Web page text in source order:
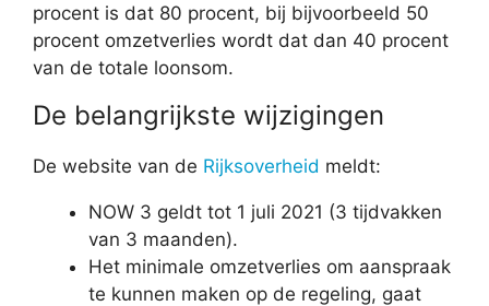
procent is dat 80 procent, bij bijvoorbeeld 50
procent omzetverlies wordt dat dan 40 procent
van de totale loonsom.
De belangrijkste wijzigingen
De website van de Rijksoverheid meldt:
NOW 3 geldt tot 1 juli 2021 (3 tijdvakken
van 3 maanden).
Het minimale omzetverlies om aanspraak
te kunnen maken op de regeling, gaat